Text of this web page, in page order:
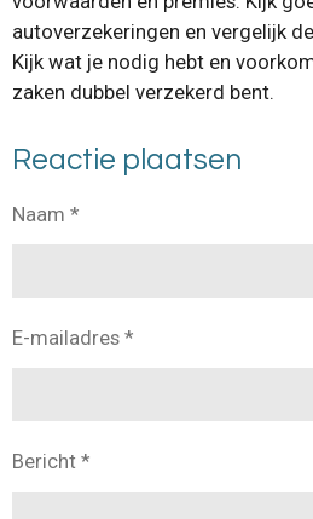
autoverzekeringen en vergelijk
Kijk wat je nodig hebt en
zaken dubbel verzekerd bent.
Reactie plaatsen
Naam *
E-mailadres *
Bericht *